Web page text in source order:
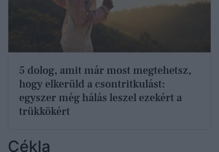
5 dolog, amit már most megtehetsz,
hogy elkerüld a csontritkulást:
egyszer még hálás leszel ezekért a
trükkökért
Cékla